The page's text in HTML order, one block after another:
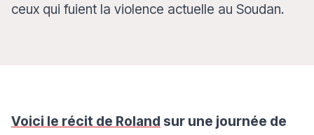
ceux qui fuient la violence actuelle au Soudan.
Voici le récit de Roland sur une journée de